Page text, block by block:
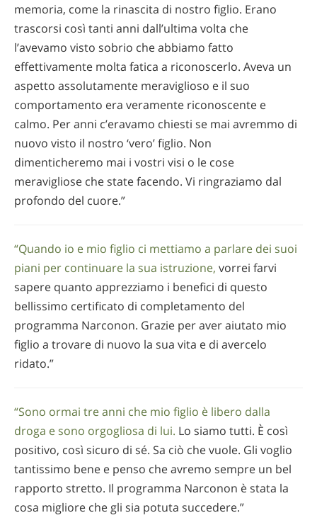
memoria, come la rinascita di nostro figlio. Erano
trascorsi così tanti anni dall’ultima volta che
l’avevamo visto sobrio che abbiamo fatto
effettivamente molta fatica a riconoscerlo. Aveva un
aspetto assolutamente meraviglioso e il suo
comportamento era veramente riconoscente e
calmo. Per anni c’eravamo chiesti se mai avremmo di
nuovo visto il nostro ‘vero’ figlio. Non
dimenticheremo mai i vostri visi o le cose
meravigliose che state facendo. Vi ringraziamo dal
profondo del cuore.”
“Quando io e mio figlio ci mettiamo a parlare dei suoi
piani per continuare la sua istruzione, vorrei farvi
sapere quanto apprezziamo i benefici di questo
bellissimo certificato di completamento del
programma Narconon. Grazie per aver aiutato mio
figlio a trovare di nuovo la sua vita e di avercelo
ridato.”
“Sono ormai tre anni che mio figlio è libero dalla
droga e sono orgogliosa di lui. Lo siamo tutti. È così
positivo, così sicuro di sé. Sa ciò che vuole. Gli voglio
tantissimo bene e penso che avremo sempre un bel
rapporto stretto. Il programma Narconon è stata la
cosa migliore che gli sia potuta succedere.”